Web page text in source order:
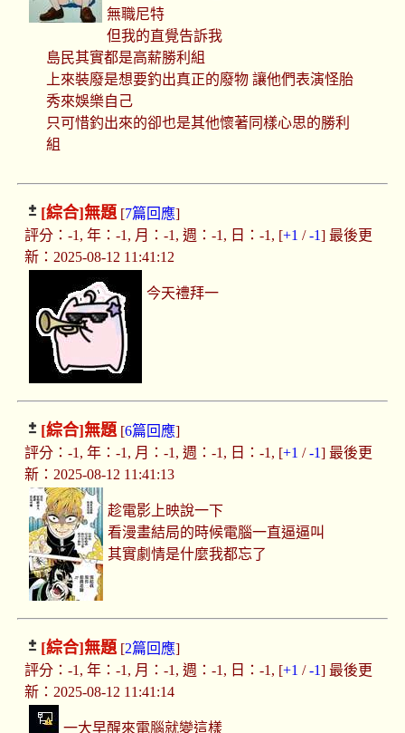
無職尼特
但我的直覺告訴我
島民其實都是高薪勝利組
上來裝廢是想要釣出真正的廢物 讓他們表演怪胎
秀來娛樂自己
只可惜釣出來的卻也是其他懷著同樣心思的勝利
組
[綜合]無題[7篇回應]
評分：-1, 年：-1, 月：-1, 週：-1, 日：-1, [+1 /-1] 最後更
新：2025-08-12 11:41:12
今天禮拜一
[綜合]無題[6篇回應]
評分：-1, 年：-1, 月：-1, 週：-1, 日：-1, [+1 /-1] 最後更
新：2025-08-12 11:41:13
趁電影上映說一下
看漫畫結局的時候電腦一直逼逼叫
其實劇情是什麼我都忘了
[綜合]無題[2篇回應]
評分：-1, 年：-1, 月：-1, 週：-1, 日：-1, [+1 /-1] 最後更
新：2025-08-12 11:41:14
一大早醒來電腦就變這樣